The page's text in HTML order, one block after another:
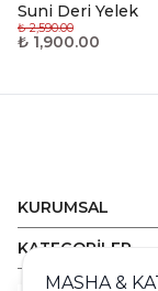
Suni Deri Yelek
₺ 2,590.00
₺ 1,900.00
KURUMSAL
KATEGORİLER
MASHA &